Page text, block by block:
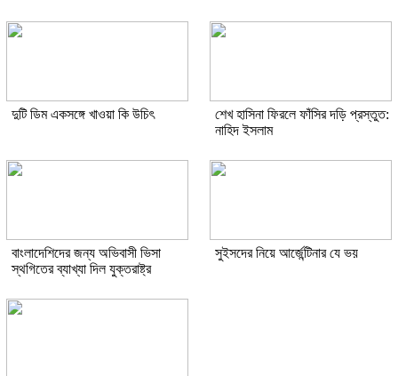
দুটি ডিম একসঙ্গে খাওয়া কি উচিৎ
শেখ হাসিনা ফিরলে ফাঁসির দড়ি প্রস্তুত:
নাহিদ ইসলাম
বাংলাদেশিদের জন্য অভিবাসী ভিসা
স্থগিতের ব্যাখ্যা দিল যুক্তরাষ্ট্র
সুইসদের নিয়ে আর্জেন্টিনার যে ভয়